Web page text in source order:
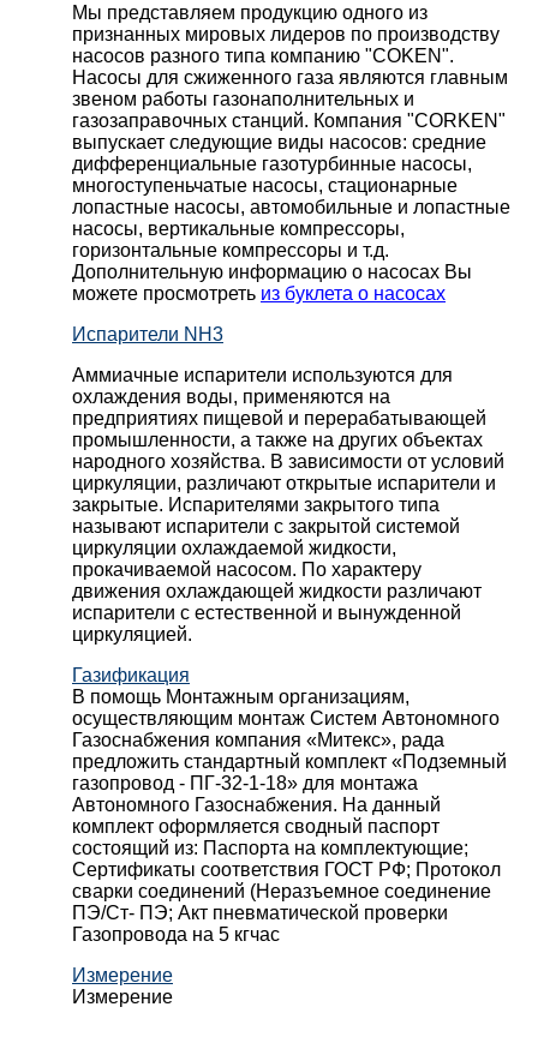
Мы представляем продукцию одного из
признанных мировых лидеров по производству
насосов разного типа компанию "COKEN".
Насосы для сжиженного газа являются главным
звеном работы газонаполнительных и
газозаправочных станций. Компания "CORKEN"
выпускает следующие виды насосов: cредние
дифференциальные газотурбинные насосы,
многоступеньчатые насосы, стационарные
лопастные насосы, автомобильные и лопaстные
насосы, вертикальные компрессоры,
горизонтальные компрессоры и т.д.
Дополнительную информацию о насосах Вы
можете просмотреть из буклета о насосах
Испарители NH3
Аммиачные испарители используются для
охлаждения воды, применяются на
предприятиях пищевой и перерабатывающей
промышленности, а также на других объектах
народного хозяйства. В зависимости от условий
циркуляции, различают открытые испарители и
закрытые. Испарителями закрытого типа
называют испарители с закрытой системой
циркуляции охлаждаемой жидкости,
прокачиваемой насосом. По характеру
движения охлаждающей жидкости различают
испарители с естественной и вынужденной
циркуляцией.
Газификация
В помощь Монтажным организациям,
осуществляющим монтаж Систем Автономного
Газоснабжения компания «Митекс», рада
предложить стандартный комплект «Подземный
газопровод - ПГ-32-1-18» для монтажа
Автономного Газоснабжения. На данный
комплект оформляется сводный паспорт
состоящий из: Паспорта на комплектующие;
Сертификаты соответствия ГОСТ РФ; Протокол
сварки соединений (Неразъемное соединение
ПЭ/Ст- ПЭ; Акт пневматической проверки
Газопровода на 5 кгчас
Измерение
Измерение